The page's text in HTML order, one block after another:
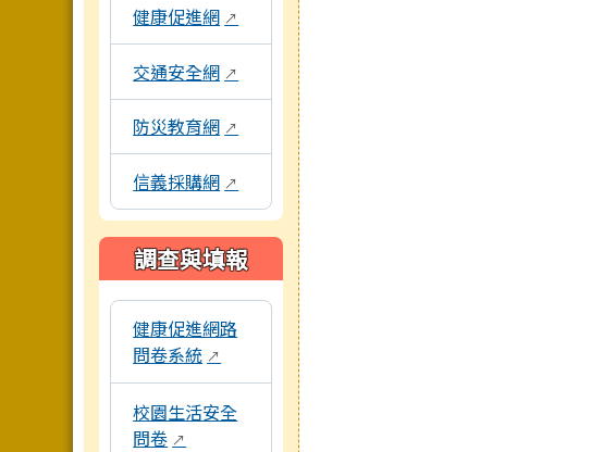
健康促進網 ↗
交通安全網 ↗
防災教育網 ↗
信義採購網 ↗
調查與填報
本區域包含各項線上問卷與評量系統連結，點擊後皆會另開視窗。
健康促進網路
問卷系統 ↗
校園生活安全
問卷 ↗